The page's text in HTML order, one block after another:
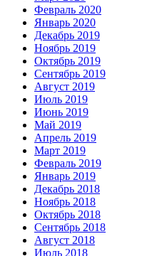
Февраль 2020
Январь 2020
Декабрь 2019
Ноябрь 2019
Октябрь 2019
Сентябрь 2019
Август 2019
Июль 2019
Июнь 2019
Май 2019
Апрель 2019
Март 2019
Февраль 2019
Январь 2019
Декабрь 2018
Ноябрь 2018
Октябрь 2018
Сентябрь 2018
Август 2018
Июль 2018